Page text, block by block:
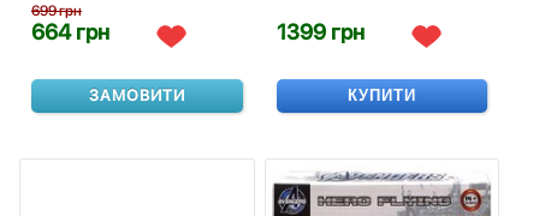
699 грн
664 грн
ЗАМОВИТИ
1399 грн
КУПИТИ